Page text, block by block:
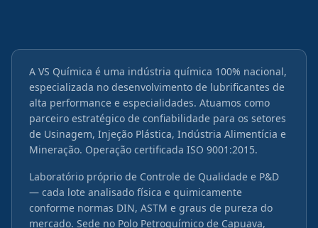
A VS Química é uma indústria química 100% nacional,
especializada no desenvolvimento de lubrificantes de
alta performance e especialidades. Atuamos como
parceiro estratégico de confiabilidade para os setores
de Usinagem, Injeção Plástica, Indústria Alimentícia e
Mineração. Operação certificada ISO 9001:2015.
Laboratório próprio de Controle de Qualidade e P&D
— cada lote analisado física e quimicamente
conforme normas DIN, ASTM e graus de pureza do
mercado. Sede no Polo Petroquímico de Capuava,